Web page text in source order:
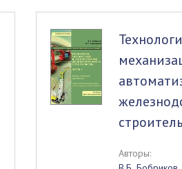
Авторы: